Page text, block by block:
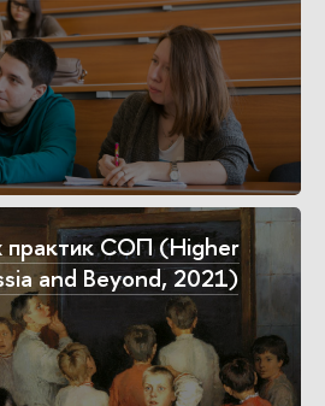
практик СОП (Higher
and Beyond, 2021)